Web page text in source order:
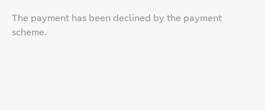
The payment has been declined by the payment
scheme.